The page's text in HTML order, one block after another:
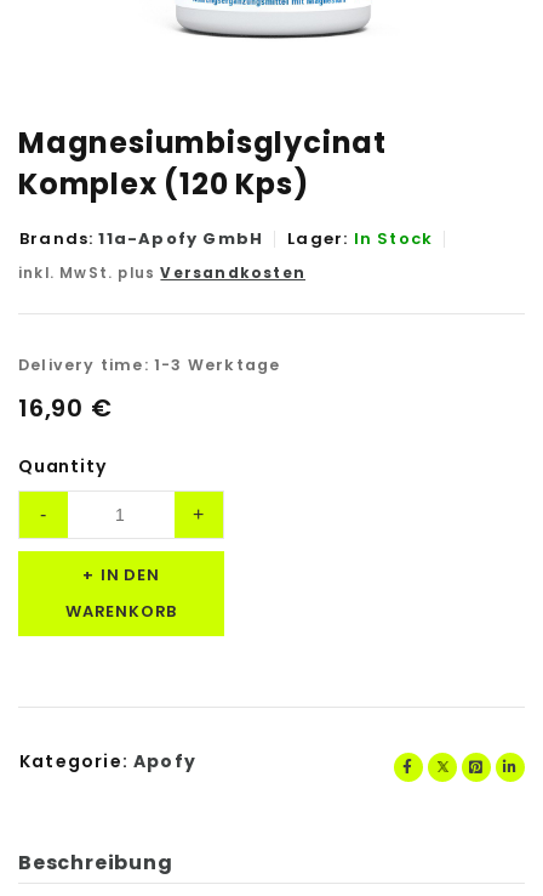
Magnesiumbisglycinat
Komplex (120 Kps)
Brands: 11a-Apofy GmbH Lager: In Stock
inkl. MwSt. plusVersandkosten
Delivery time: 1-3 Werktage
16,90 €
Quantity
IN DEN
WARENKORB
Kategorie: Apofy
Beschreibung